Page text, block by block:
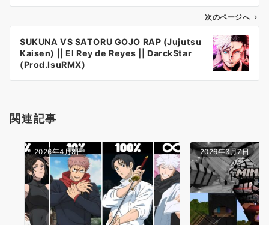
ビ
ン
次のページへ
SUKUNA VS SATORU GOJO RAP (Jujutsu
Kaisen) || El Rey de Reyes || DarckStar
(Prod.IsuRMX)
関連記事
2026年4月8日 2026年3月7日